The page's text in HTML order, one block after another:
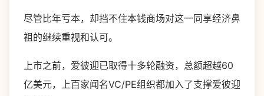
尽管比年亏本，却挡不住本钱商场对这一同享经济鼻
祖的继续重视和认可。
上市之前，爱彼迎已取得十多轮融资，总额超越60
亿美元，上百家闻名VC/PE组织都加入了支撑爱彼迎